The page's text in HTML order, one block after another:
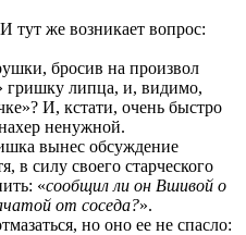
же возникает вопрос:
бросив на произвол
гришку липца, и, видимо,
И, кстати, очень быстро
ненужной.
вынес обсуждение
в силу своего старческого
«сообщил ли он Вшивой о
от соседа?».
но оно ее не спасло: